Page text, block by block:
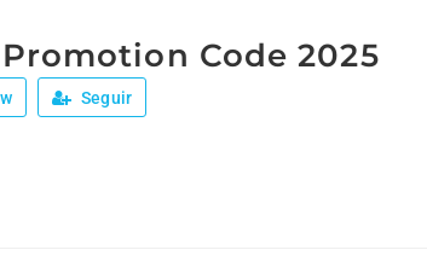
Code 2025
Seguir